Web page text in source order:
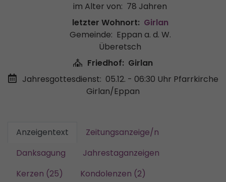
im Alter von: 78 Jahren
letzter Wohnort: Girlan
Gemeinde: Eppan a. d. W.
Überetsch
Friedhof: Girlan
Jahresgottesdienst: 05.12. - 06:30 Uhr Pfarrkirche
Girlan/Eppan
Anzeigentext
Zeitungsanzeige/n
Danksagung
Jahrestaganzeigen
Kerzen (25)
Kondolenzen (2)